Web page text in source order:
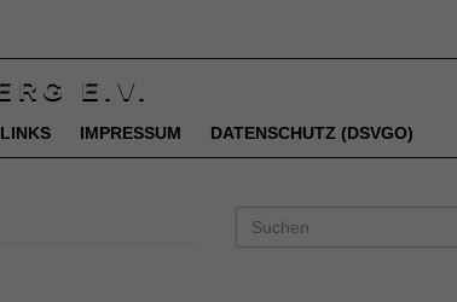
LINKS IMPRESSUM DATENSCHUTZ (DSVGO)